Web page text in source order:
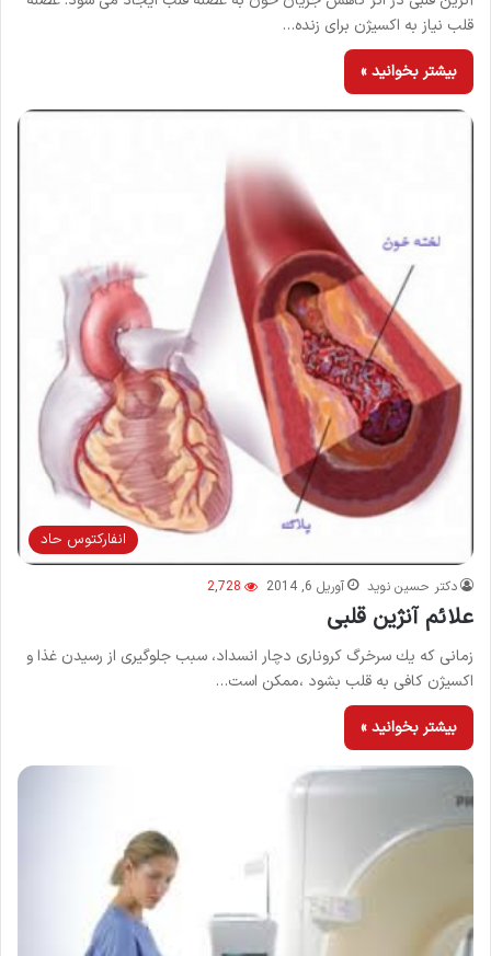
قلب نیاز به اکسیژن برای زنده…
بیشتر بخوانید »
انفاركتوس حاد
دکتر حسین نوید آوریل 6, 2014 2,728
علائم آنژين قلبی
زمانی كه يك سرخرگ كروناری دچار انسداد، سبب جلوگيری از رسيدن غذا و
اكسيژن كافی به قلب بشود ،ممكن است…
بیشتر بخوانید »